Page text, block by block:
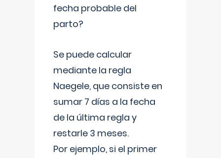
fecha probable del
parto?
Se puede calcular
mediante la regla
Naegele, que consiste en
sumar 7 días a la fecha
de la última regla y
restarle 3 meses.
Por ejemplo, si el primer